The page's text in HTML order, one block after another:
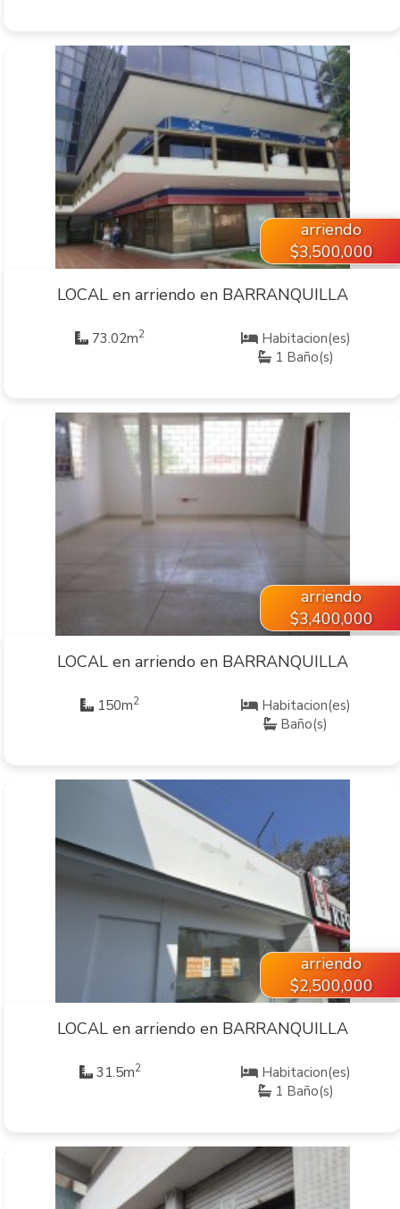
VER INMUEBLE
arriendo
$3,500,000
LOCAL en arriendo en BARRANQUILLA
73.02m2
Habitacion(es)
1 Baño(s)
VER INMUEBLE
arriendo
$3,400,000
LOCAL en arriendo en BARRANQUILLA
150m2
Habitacion(es)
Baño(s)
VER INMUEBLE
arriendo
$2,500,000
LOCAL en arriendo en BARRANQUILLA
31.5m2
Habitacion(es)
1 Baño(s)